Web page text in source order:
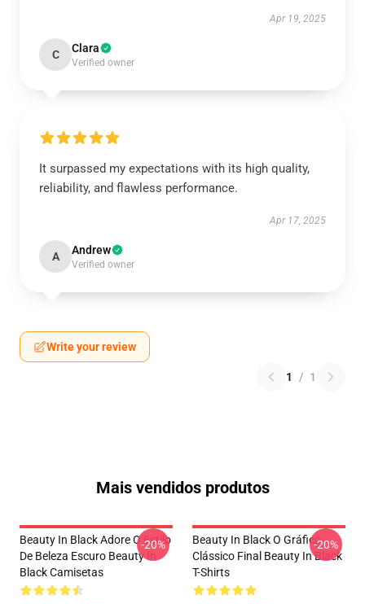
Apr 19, 2025
C Clara
Verified owner
It surpassed my expectations with its high quality,
reliability, and flawless performance.
Apr 17, 2025
A Andrew
Verified owner
Write your review
1 / 1
Mais vendidos produtos
Beauty In Black Adore O Estilo
De Beleza Escuro Beauty In
Black Camisetas
-20%
Beauty In Black O Gráfico
Clássico Final Beauty In Black
T-Shirts
-20%